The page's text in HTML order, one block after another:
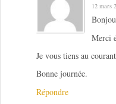
12 mars
Merci
Je vous tiens au
Bonne journée.
Répondre